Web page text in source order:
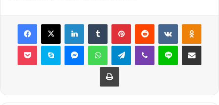
Facebook
X LinkedInTumblr PinterestReddit VKontakte
Pocket Skype MessengerWhatsAppTelegramViber Line E-Posta ile
Yazdır